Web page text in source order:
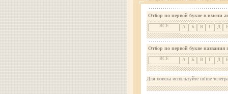
Отбор по первой букве в имени
ВСЕ А Б В Г Д
Отбор по первой букве названия
ВСЕ А Б В Г Д
Для поиска используйте inline